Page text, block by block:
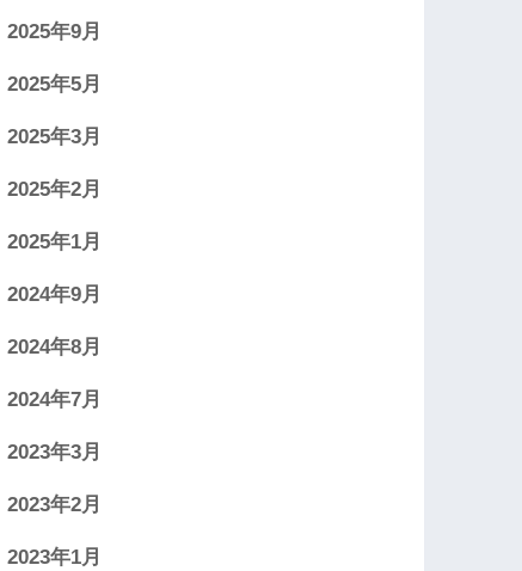
2025年9月
2025年5月
2025年3月
2025年2月
2025年1月
2024年9月
2024年8月
2024年7月
2023年3月
2023年2月
2023年1月